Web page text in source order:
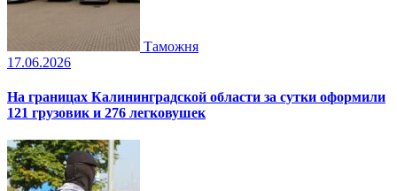
Таможня
17.06.2026
На границах Калининградской области за сутки оформили
121 грузовик и 276 легковушек